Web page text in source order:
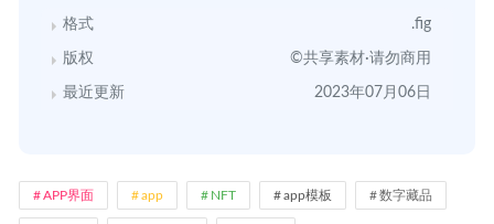
格式 .fig
版权 ©共享素材·请勿商用
最近更新 2023年07月06日
APP界面 app NFT app模板 数字藏品